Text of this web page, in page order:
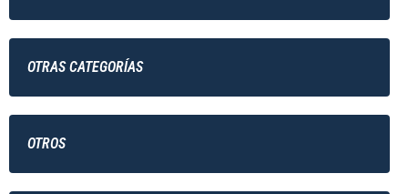
OTRAS CATEGORÍAS
OTROS